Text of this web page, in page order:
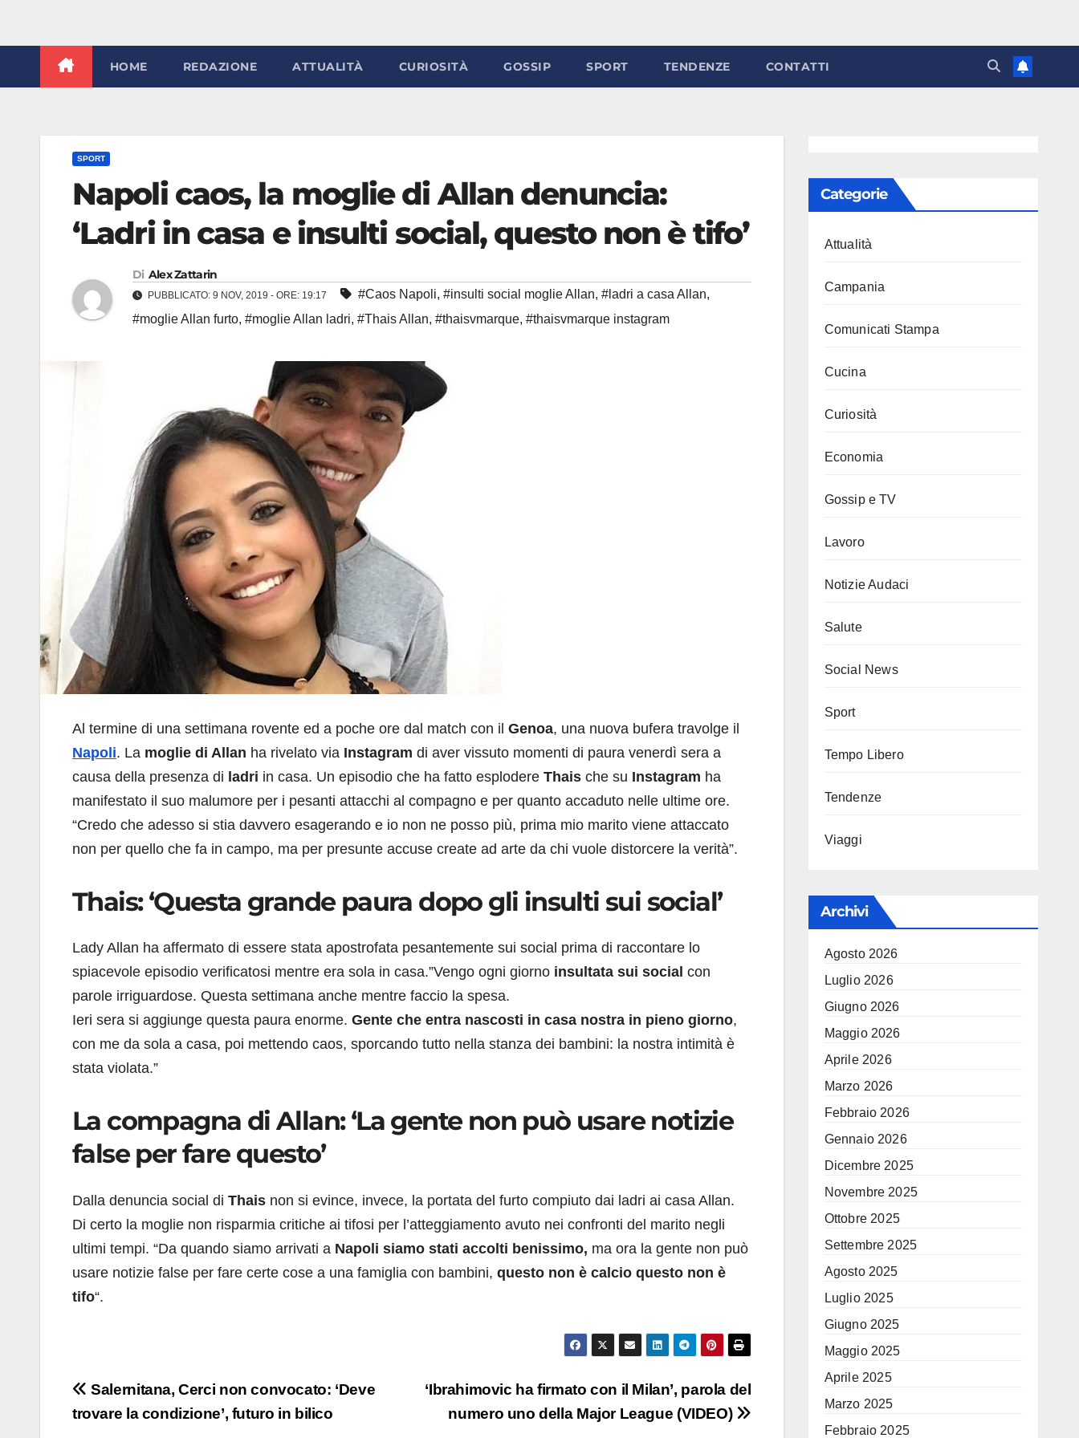
HOME REDAZIONE ATTUALITÀ CURIOSITÀ GOSSIP SPORT TENDENZE CONTATTI
SPORT
Napoli caos, la moglie di Allan denuncia:
‘Ladri in casa e insulti social, questo non è tifo’
Di Alex Zattarin
PUBBLICATO: 9 NOV, 2019 - ORE: 19:17 #Caos Napoli, #insulti social moglie Allan, #ladri a casa Allan,
#moglie Allan furto, #moglie Allan ladri, #Thais Allan, #thaisvmarque, #thaisvmarque instagram
Al termine di una settimana rovente ed a poche ore dal match con il Genoa, una nuova bufera travolge il
Napoli. La moglie di Allan ha rivelato via Instagram di aver vissuto momenti di paura venerdì sera a
causa della presenza di ladri in casa. Un episodio che ha fatto esplodere Thais che su Instagram ha
manifestato il suo malumore per i pesanti attacchi al compagno e per quanto accaduto nelle ultime ore.
“Credo che adesso si stia davvero esagerando e io non ne posso più, prima mio marito viene attaccato
non per quello che fa in campo, ma per presunte accuse create ad arte da chi vuole distorcere la verità”.
Thais: ‘Questa grande paura dopo gli insulti sui social’
Lady Allan ha affermato di essere stata apostrofata pesantemente sui social prima di raccontare lo
spiacevole episodio verificatosi mentre era sola in casa.”Vengo ogni giorno insultata sui social con
parole irriguardose. Questa settimana anche mentre faccio la spesa.
Ieri sera si aggiunge questa paura enorme. Gente che entra nascosti in casa nostra in pieno giorno,
con me da sola a casa, poi mettendo caos, sporcando tutto nella stanza dei bambini: la nostra intimità è
stata violata.”
La compagna di Allan: ‘La gente non può usare notizie
false per fare questo’
Dalla denuncia social di Thais non si evince, invece, la portata del furto compiuto dai ladri ai casa Allan.
Di certo la moglie non risparmia critiche ai tifosi per l’atteggiamento avuto nei confronti del marito negli
ultimi tempi. “Da quando siamo arrivati a Napoli siamo stati accolti benissimo, ma ora la gente non può
usare notizie false per fare certe cose a una famiglia con bambini, questo non è calcio questo non è
tifo“.
Navigazione
articoli
‘Ibrahimovic ha firmato con il Milan’, parola del
numero uno della Major League (VIDEO)
Salernitana, Cerci non convocato: ‘Deve
trovare la condizione’, futuro in bilico
Categorie
Attualità
Campania
Comunicati Stampa
Cucina
Curiosità
Economia
Gossip e TV
Lavoro
Notizie Audaci
Salute
Social News
Sport
Tempo Libero
Tendenze
Viaggi
Archivi
Agosto 2026
Luglio 2026
Giugno 2026
Maggio 2026
Aprile 2026
Marzo 2026
Febbraio 2026
Gennaio 2026
Dicembre 2025
Novembre 2025
Ottobre 2025
Settembre 2025
Agosto 2025
Luglio 2025
Giugno 2025
Maggio 2025
Aprile 2025
Marzo 2025
Febbraio 2025